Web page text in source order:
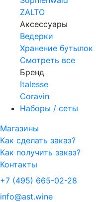
ZALTO
Аксессуары
Ведерки
Хранение бутылок
Смотреть все
Бренд
Italesse
Coravin
Наборы / сеты
Магазины
Как сделать заказ?
Как получить заказ?
Контакты
+7 (495) 665-02-28
info@ast.wine